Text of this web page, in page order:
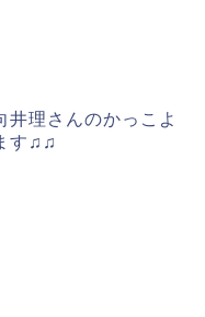
井理さんのかっこよ
す♫♫